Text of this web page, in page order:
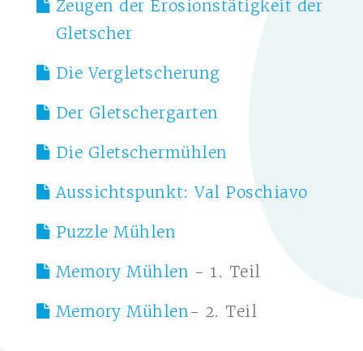
Zeugen der Erosionstätigkeit der
Gletscher
Die Vergletscherung
Der Gletschergarten
Die Gletschermühlen
Aussichtspunkt: Val Poschiavo
Puzzle Mühlen
Memory Mühlen - 1. Teil
Memory Mühlen- 2. Teil